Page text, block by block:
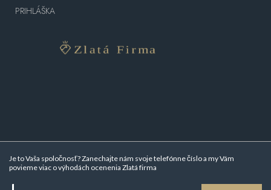
Je to Vaša spoločnosť? Zanechajte nám svoje telefónne číslo a my Vám
povieme viac ovýhodách ocenenia Zlatá firma
PRIHLÁŠKA